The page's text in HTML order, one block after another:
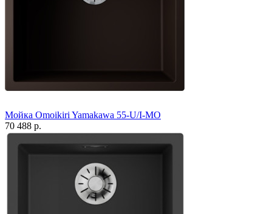
Мойка Omoikiri Yamakawa 55-U/I-MO
70 488 р.